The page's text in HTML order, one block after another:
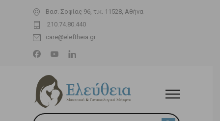
Βασ. Σοφίας 96, τ.κ. 11528, Αθήνα
210.74.80.440
care@eleftheia.gr